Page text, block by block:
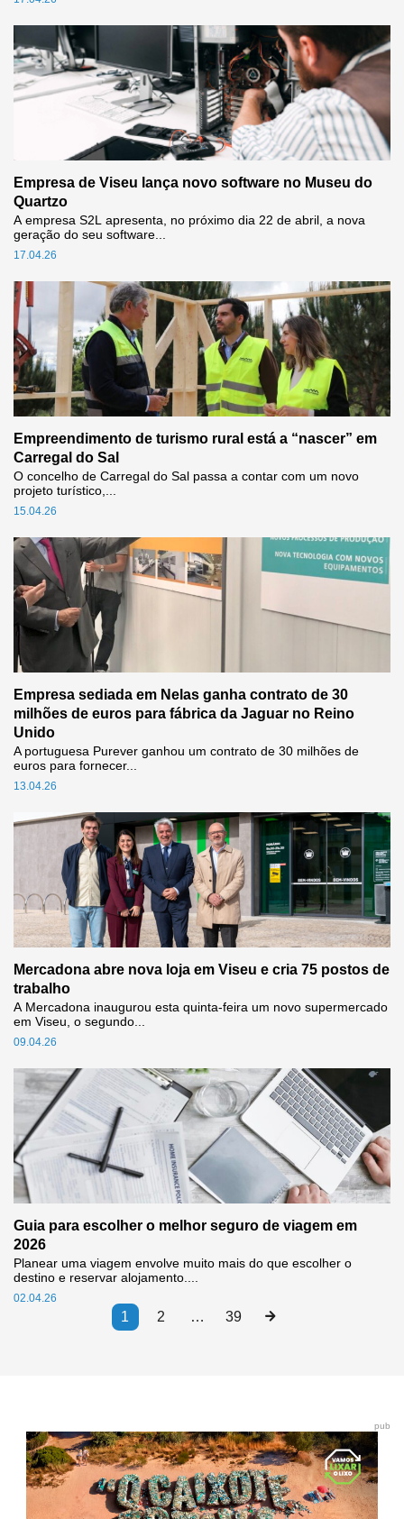
Empresa de Viseu lança novo software no Museu do
Quartzo
17.04.26
A empresa S2L apresenta, no próximo dia 22 de abril, a nova
geração do seu software...
Empreendimento de turismo rural está a “nascer” em
Carregal do Sal
15.04.26
O concelho de Carregal do Sal passa a contar com um novo
projeto turístico,...
Empresa sediada em Nelas ganha contrato de 30
milhões de euros para fábrica da Jaguar no Reino
Unido
13.04.26
A portuguesa Purever ganhou um contrato de 30 milhões de
euros para fornecer...
Mercadona abre nova loja em Viseu e cria 75 postos de
trabalho
09.04.26
A Mercadona inaugurou esta quinta-feira um novo supermercado
em Viseu, o segundo...
Guia para escolher o melhor seguro de viagem em
2026
02.04.26
Planear uma viagem envolve muito mais do que escolher o
destino e reservar alojamento....
1 2 … 39
pub